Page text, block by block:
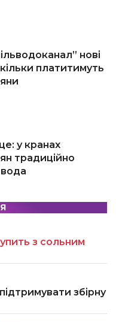
нові
платитимуть
у кранах
традиційно
з сольним
збірну